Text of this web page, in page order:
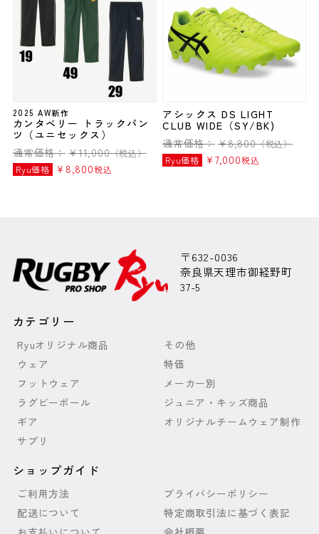
2025 AW新作
カンタベリー トラックパン
ツ（ユニセックス）
通常価格： ¥11,000（税込）
Ryu価格
¥ 8,800税込
アシックス DS LIGHT
CLUB WIDE（SY/BK)
通常価格： ¥8,800（税込）
Ryu価格
¥ 7,000税込
〒632-0036
奈良県天理市御経野町
37-5
カテゴリー
Ryuオリジナル商品
ウェア
フットウェア
ラグビーボール
ギア
サプリ
その他
特価
メーカー別
ジュニア・キッズ商品
オリジナルチームウェア制作
ショップガイド
ご利用方法
配送について
プライバシーポリシー
特定商取引法に基づく表記